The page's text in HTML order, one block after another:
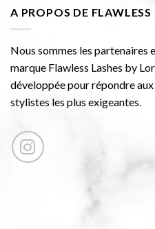
A PROPOS DE FLAWLESS
Nous sommes les partenaires
marque Flawless Lashes by
développée pour répondre
stylistes les plus exigeantes.